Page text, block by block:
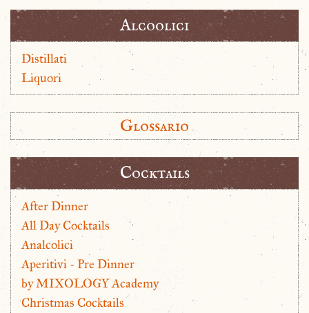
Alcoolici
Distillati
Liquori
Glossario
Cocktails
After Dinner
All Day Cocktails
Analcolici
Aperitivi - Pre Dinner
by MIXOLOGY Academy
Christmas Cocktails